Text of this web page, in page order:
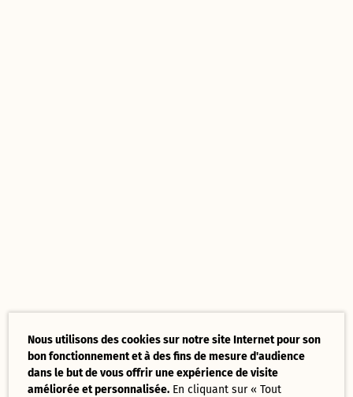
Nous utilisons des cookies sur notre site Internet pour son
bon fonctionnement et à des fins de mesure d'audience
dans le but de vous offrir une expérience de visite
améliorée et personnalisée. En cliquant sur « Tout